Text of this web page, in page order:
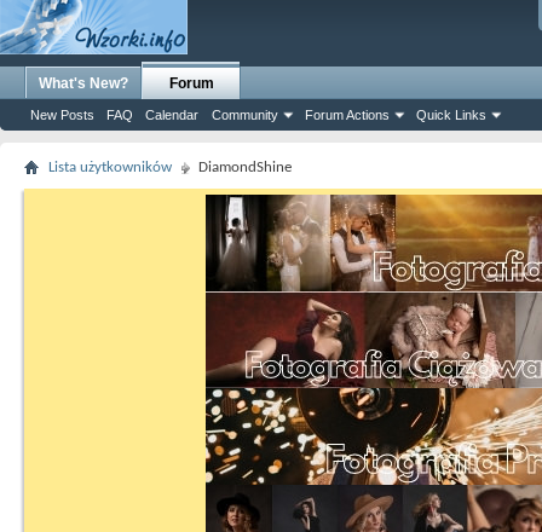
What's New? Forum
New Posts FAQ Calendar Community Forum Actions Quick Links
Lista użytkowników DiamondShine